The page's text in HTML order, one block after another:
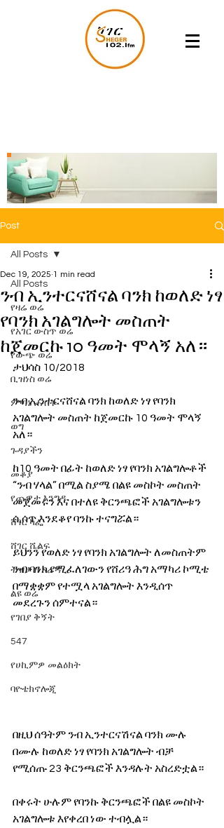
Post
All Posts
የዛሬ ወሬ
የአገር ውስጥ ወሬ
የውጭ ወሬ
ቢዝነስ ወሬ
ምጣኔ ሐብት
ወግ
ጉዳያችን
መቆያ
የጨዋታ እንግዳ
ሸገር ካፌ
ሸገር ሼልፍ
ትዝታ ዘ አራዳ
ልዩ ወሬ
የገበያ ቅኝት
547
የሀኪምዎ መልዕክት
ባዮቴክኖሎጂ
All Posts
ንብ ኢንተርናሸናል ባንክ ከወለድ ነፃ
የባንክ አገልግሎት መስጠት
ከጀመርኩ 10 ዓመት ሞላኝ አለ።
Dec 19, 2025 1 min read
ታህሳስ 10/2018
ንብ ኢንተርናሸናል ባንክ ከወለድ ነፃ የባንክ
አገልግሎት መስጠት ከጀመርኩ 10 ዓመት ሞላኝ
አለ።
ከ10 ዓመት በፊት ከወለድ ነፃ የባንክ አገልግሎቶች
“ንብ ሃላል” በሚል ስያሜ በልዩ መስኮት መስጠት
መጀመሩን እና በተለዩ ቅርንጫፎች አገልግሎቱን
ሲሰጥ እንደቆየ ባንኩ ተናግሯል።
ይህንን የወለድ ነፃ የባንክ አገልግሎት ለመስጠትም
ንብ ባንክ የሚፈለገውን የሸሪዓ ሕግ አማካሪ ኮሚቴ
በማቋቋም የተሟላ አገልግሎት እንዲሰጥ
መደረጉን ሰምተናል።
በዚህ ሰዓትም ንብ ኢንተርናሽናል ባንክ ሙሉ
በሙሉ ከወለድ ነፃ የባንክ አገልግሎት ብቻ
የሚሰጡ 23 ቅርንጫፎች እንዳሉት አስረድቷል።
በቀሩት ሁሉም የባንኩ ቅርንጫፎች በልዩ መስኮት
አገልግሎቱ እየቀረበ ነው ተብሏል።